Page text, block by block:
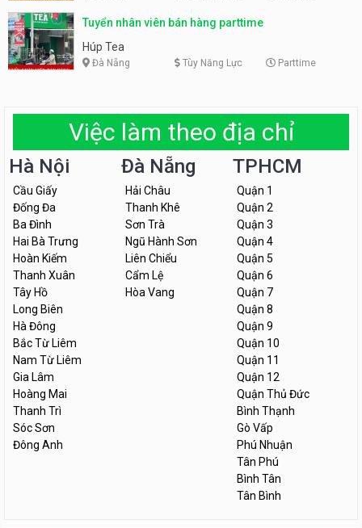
Tuyển nhân viên bán hàng parttime
Húp Tea
Đà Nẵng Tùy Năng Lực Parttime
Việc làm theo địa chỉ
Hà Nội
Cầu Giấy
Đống Đa
Ba Đình
Hai Bà Trưng
Hoàn Kiếm
Thanh Xuân
Tây Hồ
Long Biên
Hà Đông
Bắc Từ Liêm
Nam Từ Liêm
Gia Lâm
Hoàng Mai
Thanh Trì
Sóc Sơn
Đông Anh
Đà Nẵng
Hải Châu
Thanh Khê
Sơn Trà
Ngũ Hành Sơn
Liên Chiểu
Cẩm Lệ
Hòa Vang
TPHCM
Quận 1
Quận 2
Quận 3
Quận 4
Quận 5
Quận 6
Quận 7
Quận 8
Quận 9
Quận 10
Quận 11
Quận 12
Quận Thủ Đức
Bình Thạnh
Gò Vấp
Phú Nhuận
Tân Phú
Bình Tân
Tân Bình